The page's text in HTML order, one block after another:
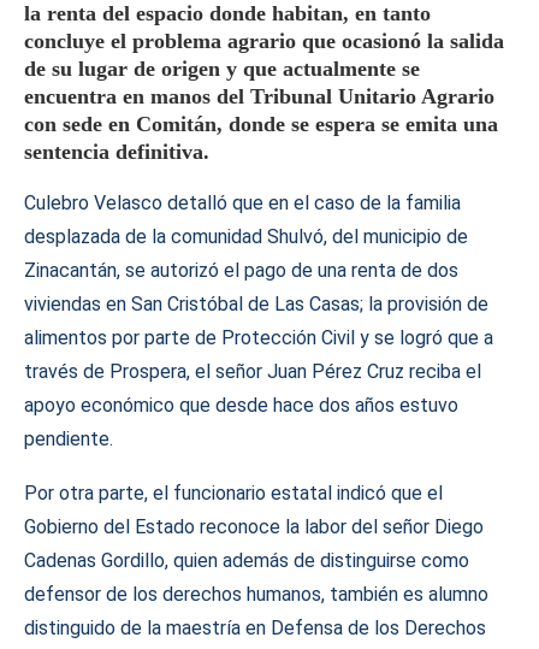
la renta del espacio donde habitan, en tanto
concluye el problema agrario que ocasionó la salida
de su lugar de origen y que actualmente se
encuentra en manos del Tribunal Unitario Agrario
con sede en Comitán, donde se espera se emita una
sentencia definitiva.
Culebro Velasco detalló que en el caso de la familia
desplazada de la comunidad Shulvó, del municipio de
Zinacantán, se autorizó el pago de una renta de dos
viviendas en San Cristóbal de Las Casas; la provisión de
alimentos por parte de Protección Civil y se logró que a
través de Prospera, el señor Juan Pérez Cruz reciba el
apoyo económico que desde hace dos años estuvo
pendiente.
Por otra parte, el funcionario estatal indicó que el
Gobierno del Estado reconoce la labor del señor Diego
Cadenas Gordillo, quien además de distinguirse como
defensor de los derechos humanos, también es alumno
distinguido de la maestría en Defensa de los Derechos